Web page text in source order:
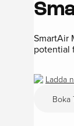
SmartAir
potential
Ladda
Boka